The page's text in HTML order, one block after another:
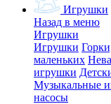
Игрушки
Назад в меню
Игрушки
Игрушки
маленьких
игрушки
Музыкальные
насосы